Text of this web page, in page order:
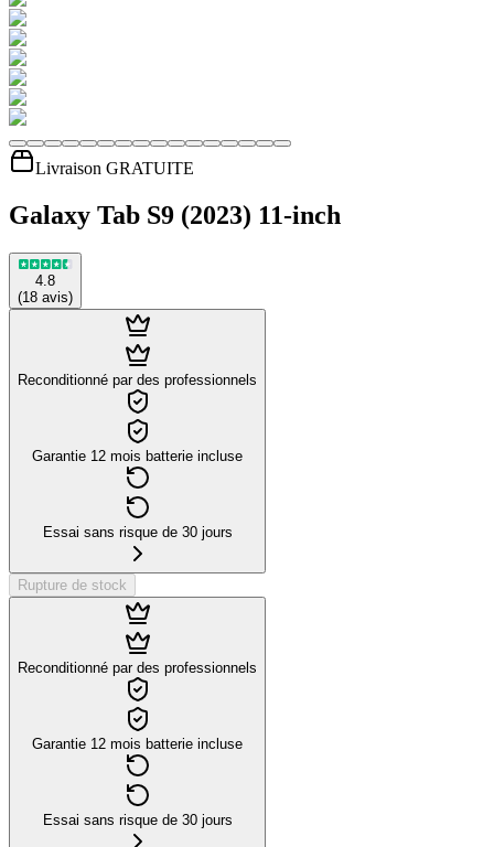
Livraison GRATUITE
Galaxy Tab S9 (2023) 11-inch
4.8
(18 avis)
Reconditionné par des professionnels
Garantie 12 mois batterie incluse
Essai sans risque de 30 jours
Rupture de stock
Reconditionné par des professionnels
Garantie 12 mois batterie incluse
Essai sans risque de 30 jours